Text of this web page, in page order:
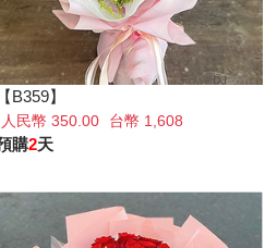
【B359】
人民幣 350.00 台幣 1,608
購2天